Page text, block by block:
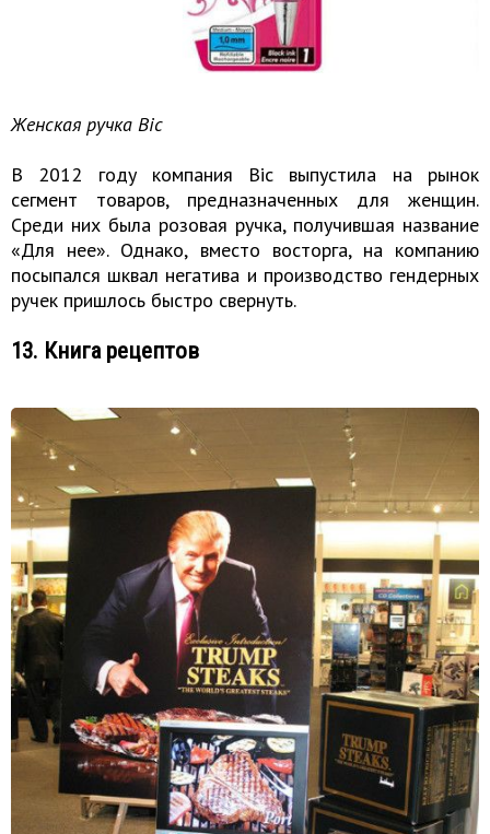
Женская ручка Bic
В 2012 году компания Bic выпустила на рынок
сегмент товаров, предназначенных для женщин.
Среди них была розовая ручка, получившая название
«Для нее». Однако, вместо восторга, на компанию
посыпался шквал негатива и производство гендерных
ручек пришлось быстро свернуть.
13. Книга рецептов